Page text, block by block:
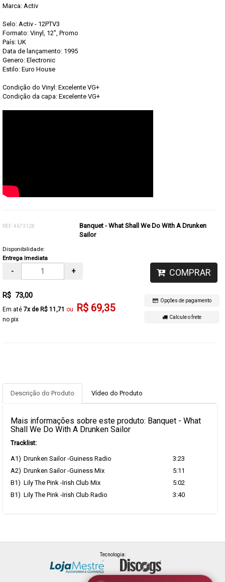
Marca: Activ
Selo: Activ - 12PTV3
Formato: Vinyl, 12", Promo
País: UK
Data de lançamento: 1995
Genero: Electronic
Estilo: Euro House
Condição do Vinyl: Excelente VG+
Condição da capa: Excelente VG+
REF: 4673128
Banquet - What Shall We Do With A Drunken
Sailor
Disponibilidade:
Entrega Imediata
- + COMPRAR
R$ 73,00
7x de R$ 11,71 R$ 69,35
no pix
Opções de pagamento
Calcule o frete
Descrição do Produto Vídeo do Produto
Mais informações sobre este produto: Banquet - What
Shall We Do With A Drunken Sailor
Tracklist:
A1) Drunken Sailor -Guiness Radio
3:23
A2) Drunken Sailor -Guiness Mix
5:11
B1) Lily The Pink -Irish Club Mix
5:02
B1) Lily The Pink -Irish Club Radio 3:40
Tecnologia: